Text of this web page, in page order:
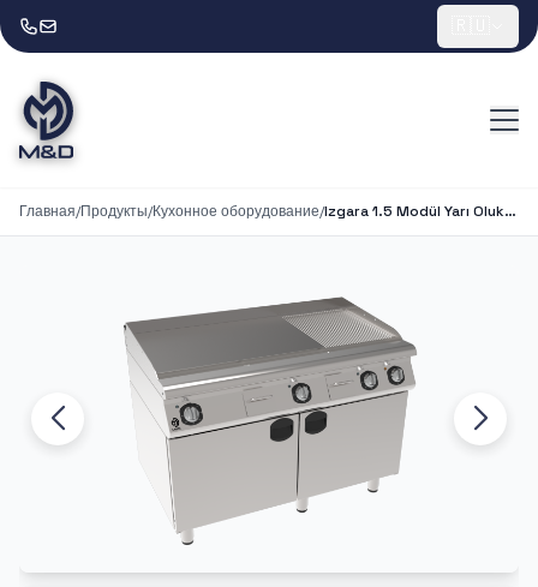
Главная/Продукты/Кухонное оборудование/ Izgara 1.5 Modül Yarı Oluklu Dolaplı